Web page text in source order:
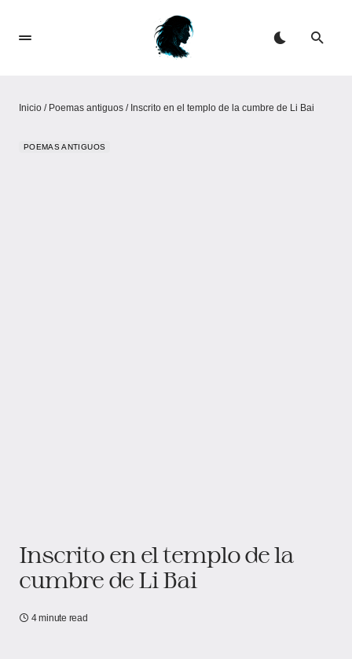
Inicio / Poemas antiguos / Inscrito en el templo de la cumbre de Li Bai
POEMAS ANTIGUOS
Inscrito en el templo de la
cumbre de Li Bai
4 minute read